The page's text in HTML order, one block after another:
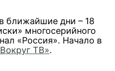
ближайшие дни – 18
многосерийного
«Россия». Начало в
ТВ».